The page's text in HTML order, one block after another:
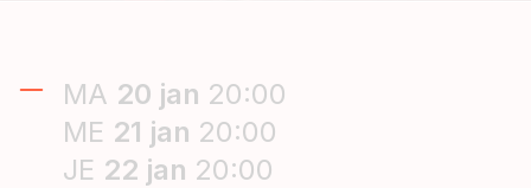
MA 20 jan 20:00
ME 21 jan 20:00
JE 22 jan 20:00